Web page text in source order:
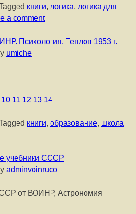
книги, логика, логика для
a comment
Психология. Теплов 1953 г.
umiche
10 11 12 13 14
книги, образование, школа
учебники СССР
adminvoinruco
от ВОИНР, Астрономия